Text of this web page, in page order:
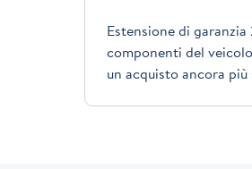
Estensione di
componenti del
un acquisto ancora